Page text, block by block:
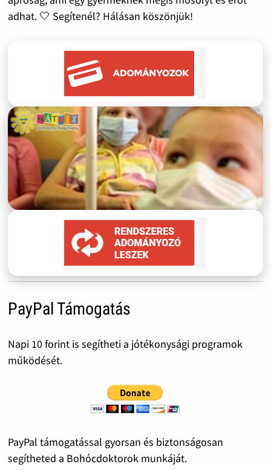
adhat. 🤍 Segítenél? Hálásan köszönjük!
PayPal Támogatás
Napi 10 forint is segítheti a jótékonysági programok
működését.
PayPal támogatással gyorsan és biztonságosan
segítheted a Bohócdoktorok munkáját.